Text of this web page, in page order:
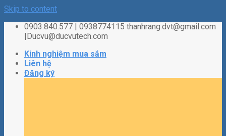
Skip to content
0903.840.577 | 0938774115 thanhrang.dvt@gmail.com
|Ducvu@ducvutech.com
Kinh nghiệm mua sắm
Liên hệ
Đăng ký